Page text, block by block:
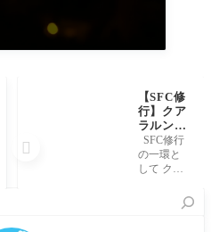
【SFC修
行】クア
ラルンプ
ール国際
空港「G
OLDEN
E(ゴール
デンラウ
SFC修行
の一環と
して クア
